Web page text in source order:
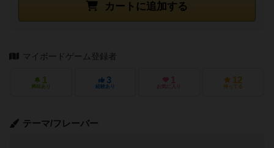
カートに追加する
マイボードゲーム登録者
1
興味あり
3
経験あり
1
お気に入り
12
持ってる
テーマ/フレーバー